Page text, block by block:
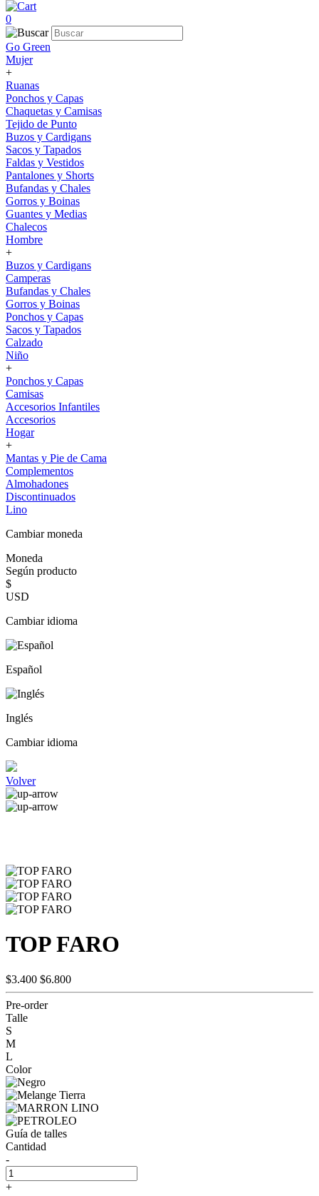
0
Go Green
Mujer
+
Ruanas
Ponchos y Capas
Chaquetas y Camisas
Tejido de Punto
Buzos y Cardigans
Sacos y Tapados
Faldas y Vestidos
Pantalones y Shorts
Bufandas y Chales
Gorros y Boinas
Guantes y Medias
Chalecos
Hombre
+
Buzos y Cardigans
Camperas
Bufandas y Chales
Gorros y Boinas
Ponchos y Capas
Sacos y Tapados
Calzado
Niño
+
Ponchos y Capas
Camisas
Accesorios Infantiles
Accesorios
Hogar
+
Mantas y Pie de Cama
Complementos
Almohadones
Discontinuados
Lino
Cambiar moneda
Moneda
Según producto
$
USD
Cambiar idioma
Español
Inglés
Cambiar idioma
Volver
TOP FARO
$3.400 $6.800
Pre-order
Talle
S
M
L
Color
Guía de talles
Cantidad
-
+